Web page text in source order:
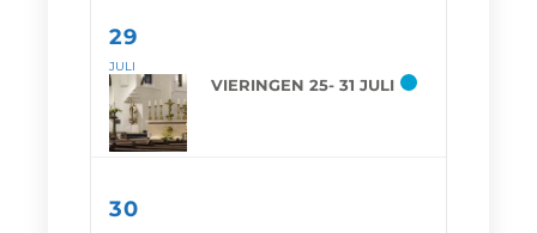
29
JULI
VIERINGEN 25- 31 JULI
30